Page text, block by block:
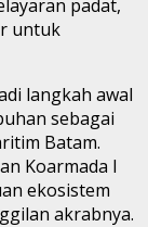
padat,
untuk
langkah awal
sebagai
Batam.
Koarmada I
ekosistem
akrabnya.